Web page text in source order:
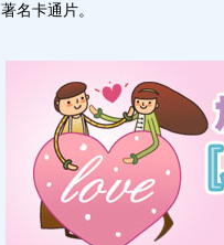
著名卡通片。